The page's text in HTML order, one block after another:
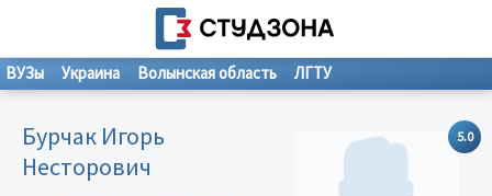
ВУЗы Украина Волынская область ЛГТУ
5.0
Бурчак Игорь
Несторович